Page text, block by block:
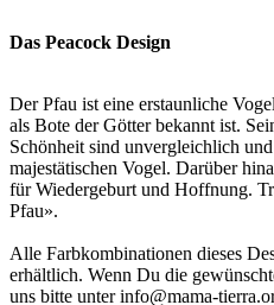
Das Peacock Design
Der Pfau ist eine erstaunliche
als Bote der Götter bekannt ist.
Schönheit sind unvergleichlich
majestätischen Vogel. Darüber
für Wiedergeburt und Hoffnung.
Pfau».
Alle Farbkombinationen dieses
erhältlich. Wenn Du die
uns bitte unter info@mama-